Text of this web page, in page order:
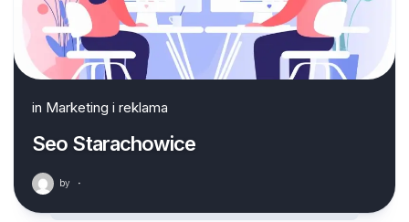
in Marketing i reklama
Seo Starachowice
by ·